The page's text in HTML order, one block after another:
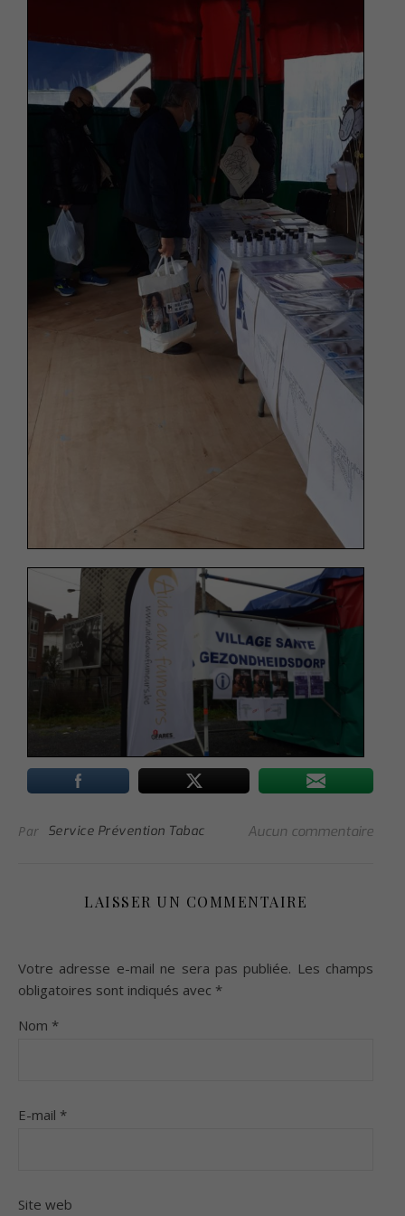
Par Service Prévention Tabac Aucun commentaire
LAISSER UN COMMENTAIRE
Votre adresse e-mail ne sera pas publiée. Les champs
obligatoires sont indiqués avec *
Nom *
E-mail *
Site web